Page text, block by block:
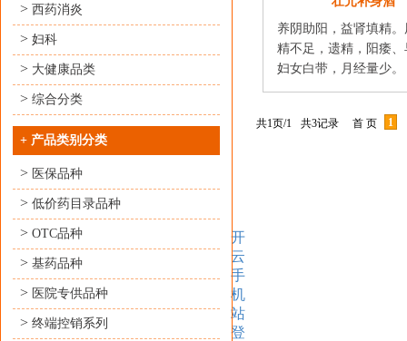
> 西药消炎
> 妇科
> 大健康品类
> 综合分类
+ 产品类别分类
> 医保品种
> 低价药目录品种
> OTC品种
> 基药品种
> 医院专供品种
> 终端控销系列
养阴助阳，益肾填精
精不足，遗精，阳痿
妇女白带，月经量少。
共1页/1 共3记录 首 页 1
开
云
手
机
站
登